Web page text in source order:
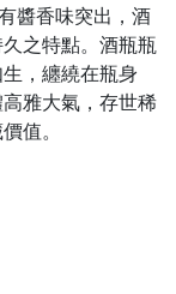
醬香味突出，酒
之特點。酒瓶瓶
，纏繞在瓶身
雅大氣，存世稀
值。